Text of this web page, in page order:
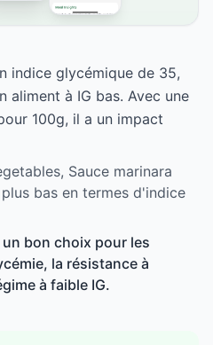
indice glycémique de 35,
aliment à IG bas. Avec une
100g, il a un impact
Sauce marinara
bas en termes d'indice
un bon choix pour les
la résistance à
à faible IG.